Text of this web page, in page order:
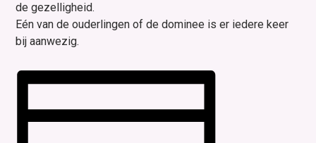
de gezelligheid.
Eén van de ouderlingen of de dominee is er iedere keer
bij aanwezig.